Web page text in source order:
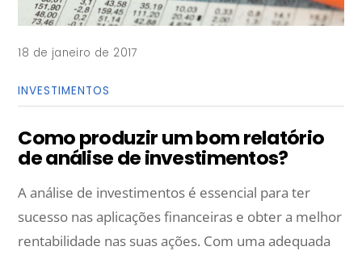
18 de janeiro de 2017
INVESTIMENTOS
Como produzir um bom relatório
de análise de investimentos?
A análise de investimentos é essencial para ter
sucesso nas aplicações financeiras e obter a melhor
rentabilidade nas suas ações. Com uma adequada